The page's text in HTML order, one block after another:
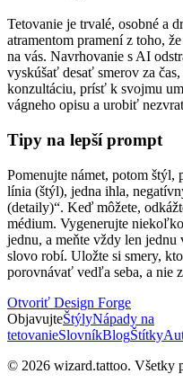
Tetovanie je trvalé, osobné a
atramentom pramení z toho,
na vás. Navrhovanie s AI
vyskúšať desať smerov za
konzultáciu, prísť k svojmu
vágneho opisu a urobiť
Tipy na lepší prompt
Pomenujte námet, potom štýl,
línia (štýl), jedna ihla,
(detaily)“. Keď môžete,
médium. Vygenerujte
jednu, a meňte vždy len jednu
slovo robí. Uložte si smery,
porovnávať vedľa seba, a nie
Otvoriť Design Forge
ObjavujteŠtýlyNápady na
tetovanieSlovníkBlogŠtítky
© 2026 wizard.tattoo. Všetky